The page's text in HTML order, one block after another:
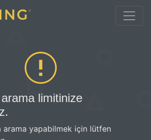
limitinize
arama yapabilmek için lütfen